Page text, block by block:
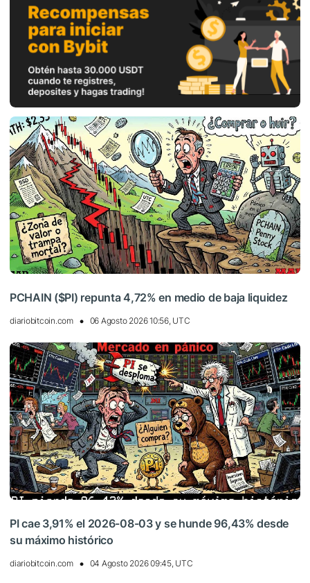
PCHAIN ($PI) repunta 4,72% en medio de baja liquidez
diariobitcoin.com 06 Agosto 2026 10:56, UTC
PI cae 3,91% el 2026-08-03 y se hunde 96,43% desde
su máximo histórico
diariobitcoin.com 04 Agosto 2026 09:45, UTC